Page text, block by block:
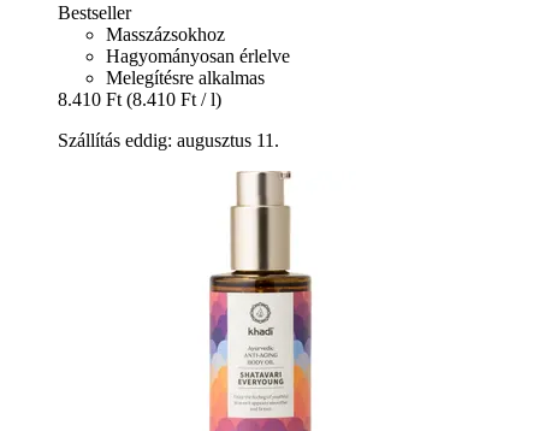
Bestseller
Masszázsokhoz
Hagyományosan érlelve
Melegítésre alkalmas
8.410 Ft (8.410 Ft / l)
Szállítás eddig: augusztus 11.